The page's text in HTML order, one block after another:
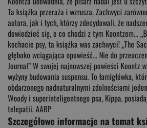
Ta książka przeraża i wzrusza. Zachwyci
autora, jak i tych, którzy zdecydowali, że
dowiedzieć się, o co chodzi z tym Koontzem...
kochacie psy, ta książka was zachwyci! „The
głęboko wciągająca opowieść... Nie do
Journal” W swojej najnowszej powieści Koontz
wyżyny budowania suspensu. To łamigłówka,
obdarzonego nadnaturalnymi zdolnościami
Woody i superinteligentnego psa, Kippa,
telepatii. AARP
Szczegółowe informacje na temat